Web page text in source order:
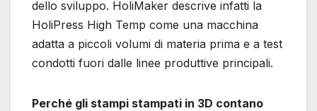
dello sviluppo. HoliMaker descrive infatti la
HoliPress High Temp come una macchina
adatta a piccoli volumi di materia prima e a test
condotti fuori dalle linee produttive principali.
Perché gli stampi stampati in 3D contano